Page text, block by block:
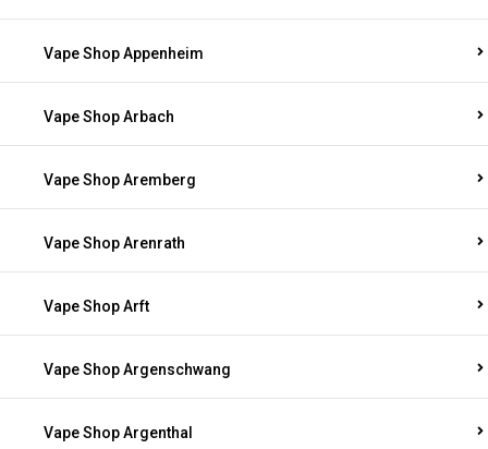
Vape Shop Appenheim
Vape Shop Arbach
Vape Shop Aremberg
Vape Shop Arenrath
Vape Shop Arft
Vape Shop Argenschwang
Vape Shop Argenthal